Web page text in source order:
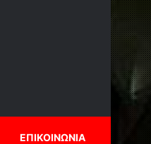
ΕΠΙΚΟΙΝΩΝΙΑ